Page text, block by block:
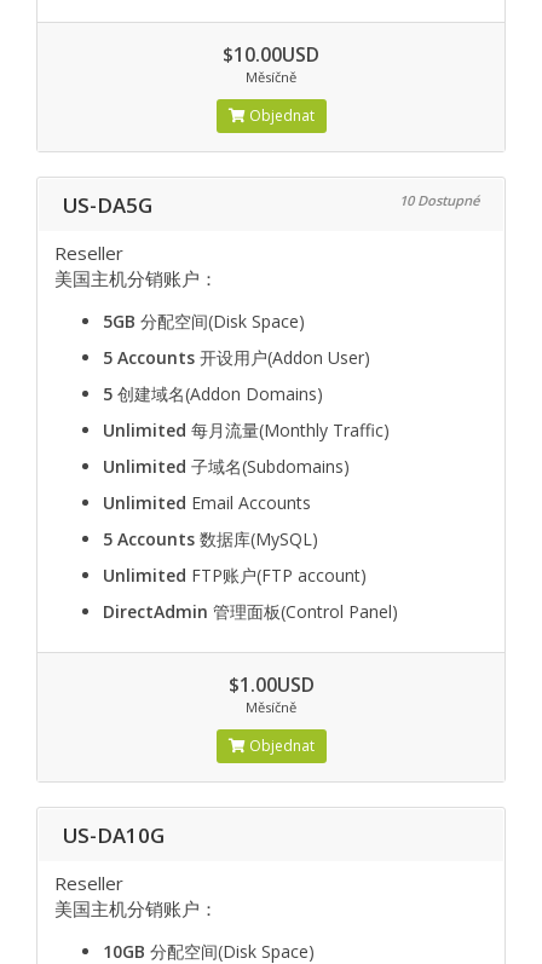
$10.00USD
Měsíčně
Objednat
US-DA5G 10 Dostupné
Reseller
美国主机分销账户：
5GB 分配空间(Disk Space)
5 Accounts 开设用户(Addon User)
5 创建域名(Addon Domains)
Unlimited 每月流量(Monthly Traffic)
Unlimited 子域名(Subdomains)
Unlimited Email Accounts
5 Accounts 数据库(MySQL)
Unlimited FTP账户(FTP account)
DirectAdmin 管理面板(Control Panel)
$1.00USD
Měsíčně
Objednat
US-DA10G
Reseller
美国主机分销账户：
10GB 分配空间(Disk Space)